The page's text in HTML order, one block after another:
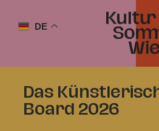
DE
Das
Board 2026